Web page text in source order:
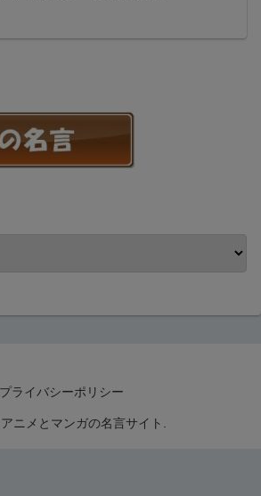
プライバシーポリシー
ニメとマンガの名言サイト.